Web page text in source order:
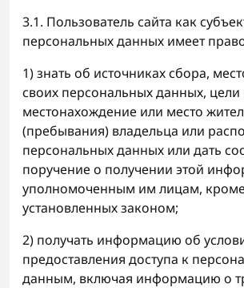
3.1. Пользователь сайта как
персональных данных имеет
1) знать об источниках сбора,
своих персональных данных, цели
местонахождение или место
(пребывания) владельца или
персональных данных или дать
поручение о получении этой
уполномоченным им лицам, кроме
установленных законом;
2) получать информацию об
предоставления доступа к
данным, включая информацию о